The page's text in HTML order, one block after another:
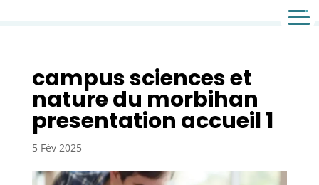
campus sciences et
nature du morbihan
presentation accueil 1
5 Fév 2025